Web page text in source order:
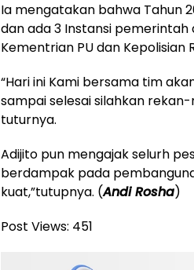
Ia mengatakan bahwa Tahun
dan ada 3 Instansi
Kementrian PU dan Kepolisian
“Hari ini Kami bersama tim
sampai selesai silahkan
tuturnya.
Adijito pun mengajak selurh
berdampak pada
kuat,”tutupnya. (Andi Rosha)
Post Views: 451